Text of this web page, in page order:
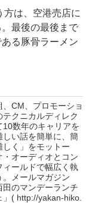
方は、空港売店に
最後の最後まで
る豚骨ラーメン
、CM、プロモーショ
テクニカルディレク
10数年のキャリアを
しい話を簡単に、簡
しく」をモットー
・オーディオとコン
ィールドで幅広く執
。メールマガジン
田のマンデーランチ
」( http://yakan-hiko.